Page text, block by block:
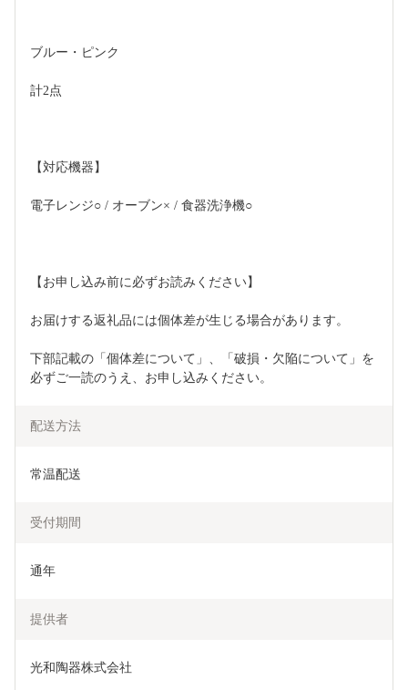
ブルー・ピンク
計2点
【対応機器】
電子レンジ○ / オーブン× / 食器洗浄機○
【お申し込み前に必ずお読みください】
お届けする返礼品には個体差が生じる場合があります。
下部記載の「個体差について」、「破損・欠陥について」を
必ずご一読のうえ、お申し込みください。
配送方法
常温配送
受付期間
通年
提供者
光和陶器株式会社